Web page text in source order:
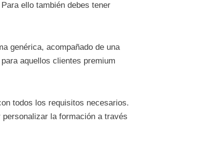
ello también debes tener
genérica, acompañado de una
aquellos clientes premium
todos los requisitos necesarios.
la formación a través